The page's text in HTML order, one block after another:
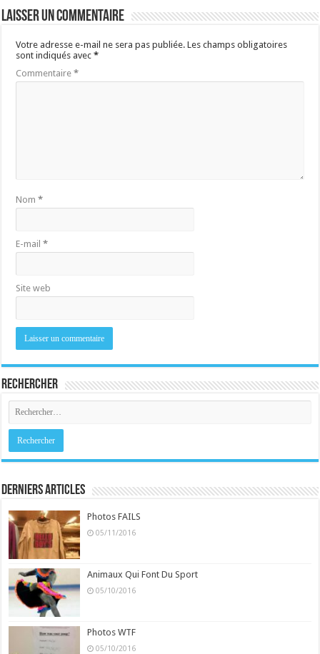
Laisser un commentaire
Votre adresse e-mail ne sera pas publiée. Les champs obligatoires
sont indiqués avec*
Commentaire*
Nom*
E-mail*
Site web
Rechercher
Derniers Articles
Photos FAILS
05/11/2016
Animaux Qui Font Du Sport
05/10/2016
Photos WTF
05/10/2016